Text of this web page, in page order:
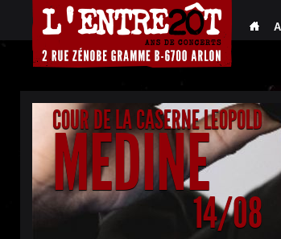
COUR DE LA CASERNE LEOPOLD
MEDINE
14/08